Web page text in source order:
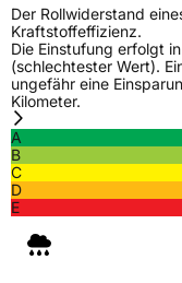
ModellnameComfort
FahrzeugartPKW &
Weitere
SchlauchtypTL
ZustandNeureifen
Verstärkt
Der Rollwiderstand
Kraftstoffeffizienz.
Die Einstufung erfolgt
(schlechtester Wert).
ungefähr eine
Kilometer.
A
B
C
D
E